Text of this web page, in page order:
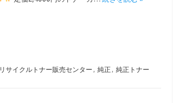
リサイクルトナー販売センター , 純正 , 純正トナー